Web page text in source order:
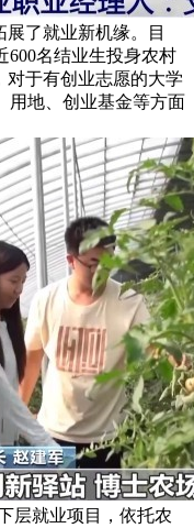
了就业新机缘。目
600名结业生投身农村
对于有创业志愿的大学
用地、创业基金等方面
层就业项目，依托农